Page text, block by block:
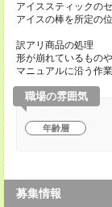
アイススティックの
アイスの棒を所定の
訳アリ商品の処理
形が崩れているもの
マニュアルに沿う作
職場の雰囲気
年齢層
募集情報